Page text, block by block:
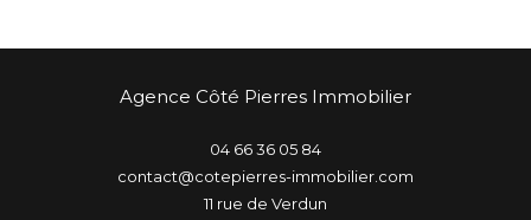
Agence Côté Pierres Immobilier
04 66 36 05 84
contact@cotepierres-immobilier.com
11 rue de Verdun